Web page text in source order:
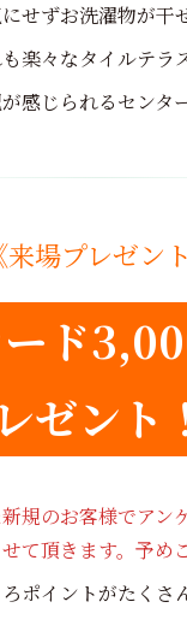
せずお洗濯物が干
楽々なタイルテラ
感じられるセンタ
来場プレゼン
ド
レゼント
規のお客様でアン
て頂きます。予め
ポイントがたくさ